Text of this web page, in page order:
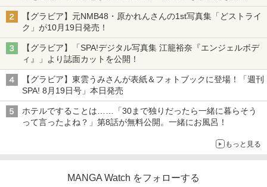
【グラビア】元NMB48・原かれんさんの1st写真集「どストライ
ク」が10月19日発売！
【グラビア】「SPA!デジタル写真集 江籠裕奈『エンジェルボデ
ィ』」より誌面カットを公開！
【グラビア】東雲うみさんが表紙＆フォトブックに登場！「週刊
SPA! 8月19日号」本日発売
ホテルですることは……「30まで独りだったら一緒に暮らそう
って言ったよね？」第8話が無料公開。一緒にお風呂！
もっと見る
MANGA Watch をフォローする